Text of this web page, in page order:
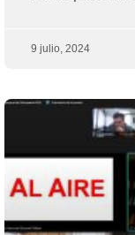
9 julio, 2024